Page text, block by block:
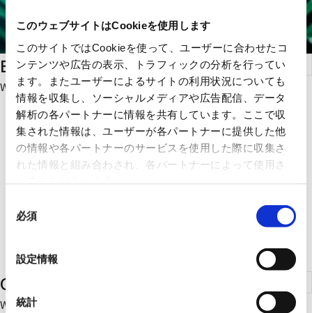
このウェブサイトはCookieを使用します
このサイトではCookieを使って、ユーザーに合わせたコ
ンテンツや広告の表示、トラフィックの分析を行ってい
ます。またユーザーによるサイトの利用状況についても
情報を収集し、ソーシャルメディアや広告配信、データ
解析の各パートナーに情報を共有しています。ここで収
集された情報は、ユーザーが各パートナーに提供した他
の情報や各パートナーのサービスを使用した際に収集さ
れた情報と組み合わされ、各パートナーによって使用さ
必須
設定情報
統計
Boards
We offer boards with various characteristics.
Capacitors
We offer a variety of capacitors.